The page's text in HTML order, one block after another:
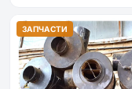
ЗАПЧАСТИ